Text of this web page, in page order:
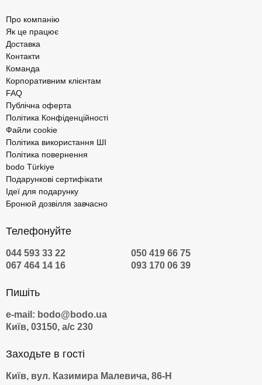
Про компанію
Як це працює
Доставка
Контакти
Команда
Корпоративним клієнтам
FAQ
Публічна оферта
Політика Конфіденційності
Файли cookie
Політика використання ШІ
Політика повернення
bodo Türkiye
Подарункові сертифікати
Ідеї для подарунку
Бронюй дозвілля завчасно
Телефонуйте
044 593 33 22
050 419 66 75
067 464 14 16
093 170 06 39
Пишіть
e-mail: bodo@bodo.ua
Київ, 03150, а/с 230
Заходьте в гості
Київ, вул. Казимира Малевича, 86-Н